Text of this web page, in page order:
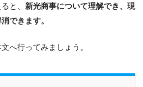
と、 新光商事について理解でき、現
できます。
へ行ってみましょう。